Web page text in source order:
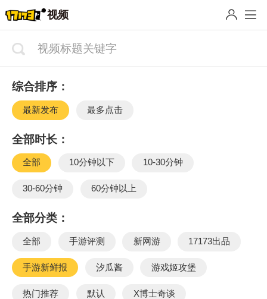
视频
综合排序：
最新发布 最多点击
全部时长：
全部 10分钟以下 10-30分钟
30-60分钟 60分钟以上
全部分类：
全部 手游评测 新网游 17173出品
手游新鲜报 汐瓜酱 游戏姬攻堡
热门推荐 默认 X博士奇谈